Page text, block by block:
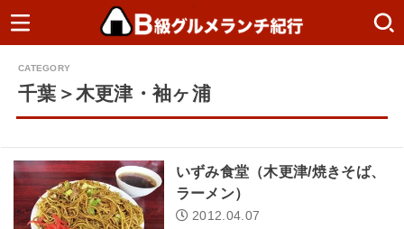
千葉＞木更津・袖ヶ浦
いずみ食堂（木更津/焼きそば、
ラーメン）
2012.04.07